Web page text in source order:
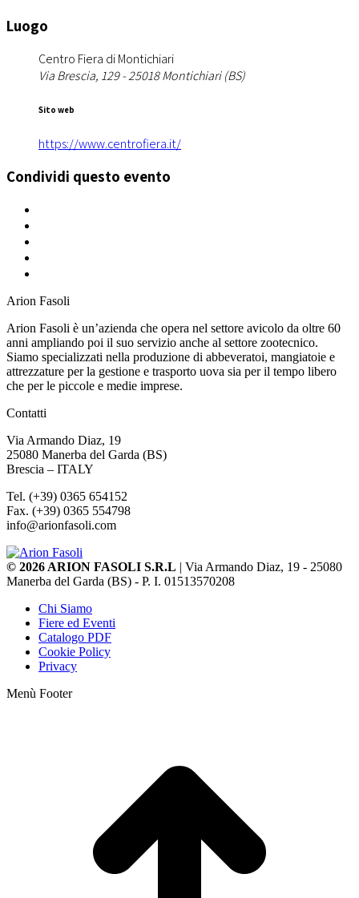
Luogo
Centro Fiera di Montichiari
Via Brescia, 129 - 25018 Montichiari (BS)
Sito web
https://www.centrofiera.it/
Condividi questo evento
Arion Fasoli
Arion Fasoli è un’azienda che opera nel settore avicolo da oltre 60
anni ampliando poi il suo servizio anche al settore zootecnico.
Siamo specializzati nella produzione di abbeveratoi, mangiatoie e
attrezzature per la gestione e trasporto uova sia per il tempo libero
che per le piccole e medie imprese.
Contatti
Via Armando Diaz, 19
25080 Manerba del Garda (BS)
Brescia – ITALY
Tel. (+39) 0365 654152
Fax. (+39) 0365 554798
info@arionfasoli.com
© 2026 ARION FASOLI S.R.L | Via Armando Diaz, 19 - 25080
Manerba del Garda (BS) - P. I. 01513570208
Chi Siamo
Fiere ed Eventi
Catalogo PDF
Cookie Policy
Privacy
Menù Footer